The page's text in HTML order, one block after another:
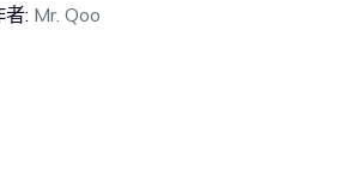
者: Mr. Qoo